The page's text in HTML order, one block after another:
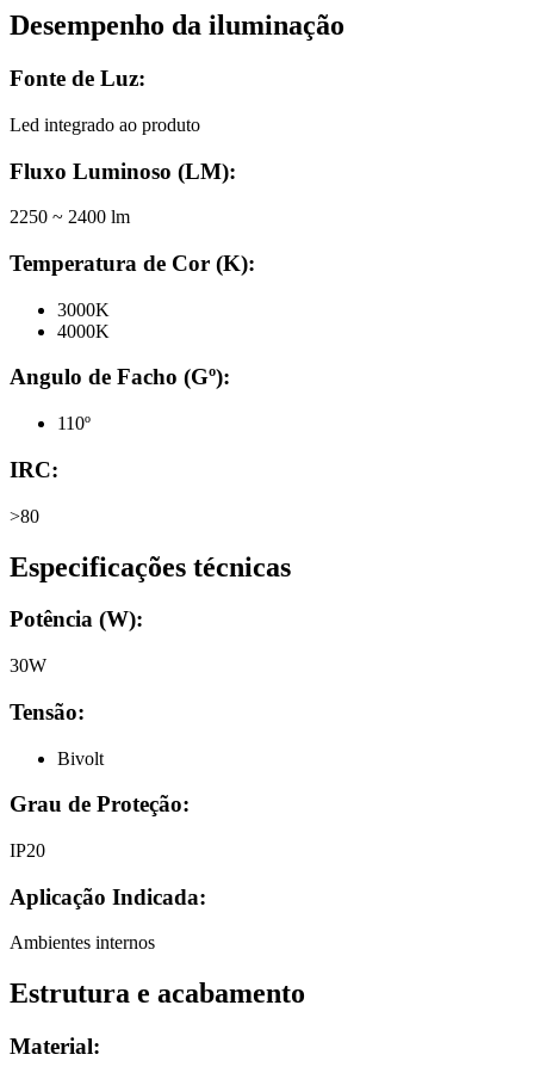
Desempenho da iluminação
Fonte de Luz:
Led integrado ao produto
Fluxo Luminoso (LM):
2250 ~ 2400 lm
Temperatura de Cor (K):
3000K
4000K
Angulo de Facho (Gº):
110º
IRC:
>80
Especificações técnicas
Potência (W):
30W
Tensão:
Bivolt
Grau de Proteção:
IP20
Aplicação Indicada:
Ambientes internos
Estrutura e acabamento
Material: